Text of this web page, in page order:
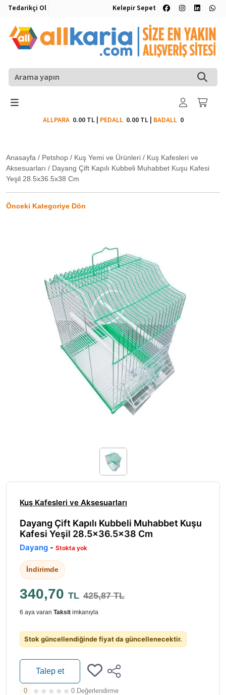
Tedarikçi Ol Kelepir Sepet
ALLPARA 0.00 TL| PEDALL 0.00 TL| BADALL0
Anasayfa / Petshop / Kuş Yemi ve Ürünleri / Kuş Kafesleri ve
Aksesuarları / Dayang Çift Kapılı Kubbeli Muhabbet Kuşu Kafesi
Yeşil 28.5x36.5x38 Cm
Önceki Kategoriye Dön
Kuş Kafesleri ve Aksesuarları
Dayang Çift Kapılı Kubbeli Muhabbet Kuşu
Kafesi Yeşil 28.5x36.5x38 Cm
Dayang - Stokta yok
İndirimde
340,70 TL 425,87 TL
6 aya varan Taksit imkanıyla
Stok güncellendiğinde fiyat da güncellenecektir.
Talep et
0 0 Değerlendirme